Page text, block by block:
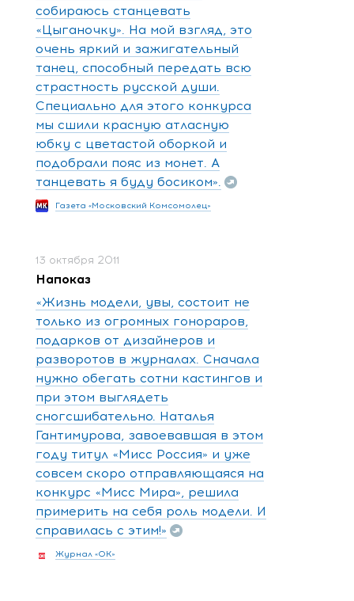
собираюсь станцевать
«Цыганочку». На мой взгляд, это
очень яркий и зажигательный
танец, способный передать всю
страстность русской души.
Специально для этого конкурса
мы сшили красную атласную
юбку с цветастой оборкой и
подобрали пояс из монет. А
танцевать я буду босиком».
Газета «Московский Комсомолец»
13 октября 2011
Напоказ
«Жизнь модели, увы, состоит не
только из огромных гонораров,
подарков от дизайнеров и
разворотов в журналах. Сначала
нужно обегать сотни кастингов и
при этом выглядеть
сногсшибательно. Наталья
Гантимурова, завоевавшая в этом
году титул «Мисс Россия» и уже
совсем скоро отправляющаяся на
конкурс «Мисс Мира», решила
примерить на себя роль модели. И
справилась с этим!»
Журнал «ОК»